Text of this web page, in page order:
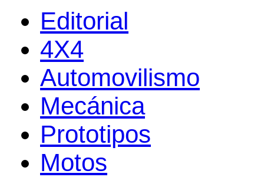
Editorial
4X4
Automovilismo
Mecánica
Prototipos
Motos